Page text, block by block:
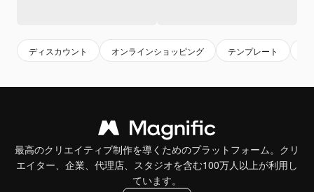
ディスカウント オンラインショッピング テンプレート
最高のクリエイティブ制作を導くためのプラットフォーム。クリ
エイター、企業、代理店、スタジオを含む100万人以上が利用し
ています。